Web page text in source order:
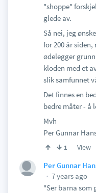
"shoppe"
glede av.
Så nei, jeg
for 200 år
ødelegger
kloden med et
slik samfunnet
Det finnes en
bedre måter - å
Mvh
Per Gunnar
1 View
Per Gunnar
7 years ago
"Ser barna